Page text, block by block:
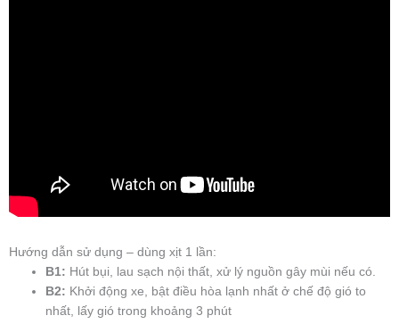
Hướng dẫn sử dụng – dùng xịt 1 lần:
B1: Hút bụi, lau sạch nội thất, xử lý nguồn gây mùi nếu có.
B2: Khởi động xe, bật điều hòa lạnh nhất ở chế độ gió to
nhất, lấy gió trong khoảng 3 phút